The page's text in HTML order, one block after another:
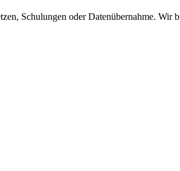
Schulungen oder Datenübernahme. Wir